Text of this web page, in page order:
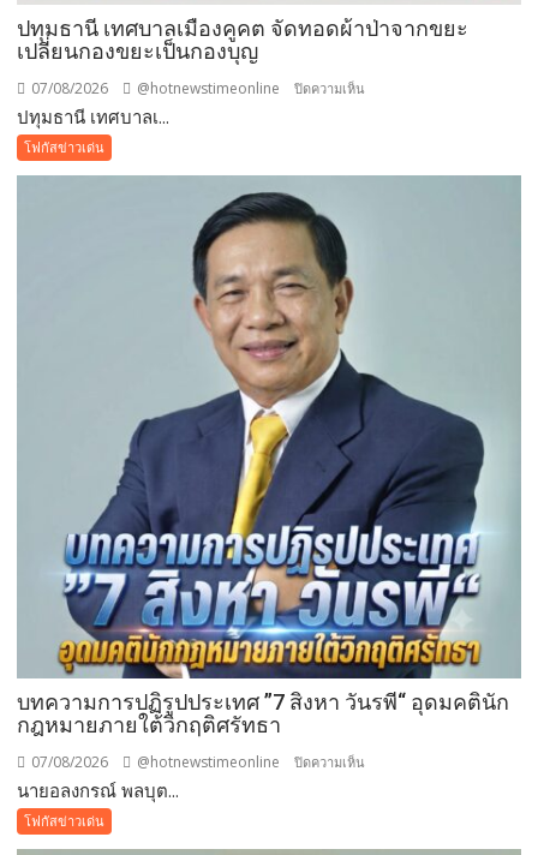
ปทุมธานี เทศบาลเมืองคูคต จัดทอดผ้าป่าจากขยะ
เปลี่ยนกองขยะเป็นกองบุญ
07/08/2026 @hotnewstimeonline ปิดความเห็น
กอง
ขยะ
เป็นก
บุญ
ปทุมธานี เทศบาลเ...
โฟกัสข่าวเด่น
บทความการปฏิรูปประเทศ ”7 สิงหา วันรพี“ อุดมคตินัก
กฎหมายภายใต้วิกฤติศรัทธา
07/08/2026 @hotnewstimeonline ปิดความเห็น
นายอลงกรณ์ พลบุต...
โฟกัสข่าวเด่น